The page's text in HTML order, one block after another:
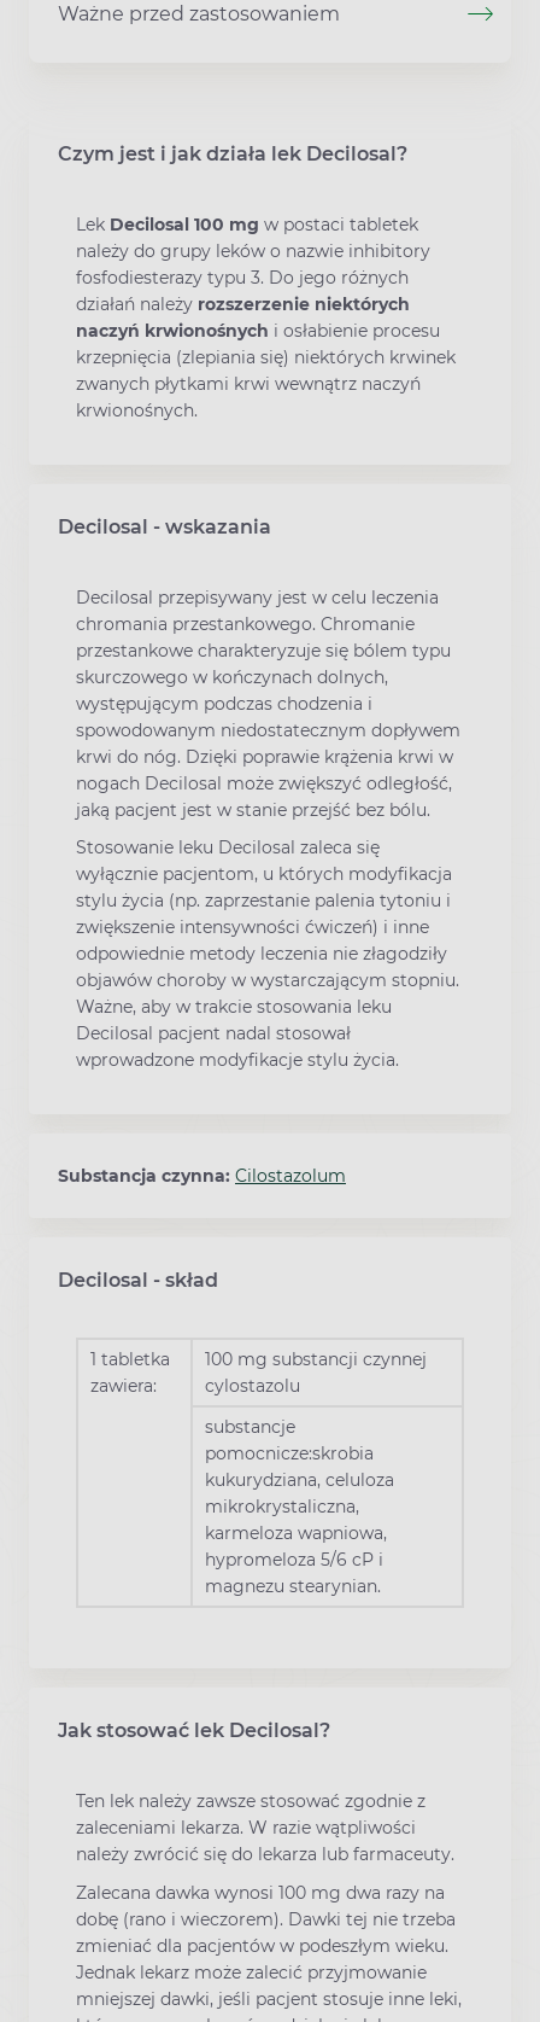
Ważne przed zastosowaniem
Czym jest i jak działa lek Decilosal?
Lek Decilosal 100 mg w postaci tabletek
należy do grupy leków o nazwie inhibitory
fosfodiesterazy typu 3. Do jego różnych
działań należy rozszerzenie niektórych
naczyń krwionośnych i osłabienie procesu
krzepnięcia (zlepiania się) niektórych krwinek
zwanych płytkami krwi wewnątrz naczyń
krwionośnych.
Decilosal - wskazania
Decilosal przepisywany jest w celu leczenia
chromania przestankowego. Chromanie
przestankowe charakteryzuje się bólem typu
skurczowego w kończynach dolnych,
występującym podczas chodzenia i
spowodowanym niedostatecznym dopływem
krwi do nóg. Dzięki poprawie krążenia krwi w
nogach Decilosal może zwiększyć odległość,
jaką pacjent jest w stanie przejść bez bólu.
Stosowanie leku Decilosal zaleca się
wyłącznie pacjentom, u których modyfikacja
stylu życia (np. zaprzestanie palenia tytoniu i
zwiększenie intensywności ćwiczeń) i inne
odpowiednie metody leczenia nie złagodziły
objawów choroby w wystarczającym stopniu.
Ważne, aby w trakcie stosowania leku
Decilosal pacjent nadal stosował
wprowadzone modyfikacje stylu życia.
Substancja czynna: Cilostazolum
Decilosal - skład
1 tabletka
zawiera:
100 mg substancji czynnej
cylostazolu
substancje
pomocnicze:skrobia
kukurydziana, celuloza
mikrokrystaliczna,
karmeloza wapniowa,
hypromeloza 5/6 cP i
magnezu stearynian.
Jak stosować lek Decilosal?
Ten lek należy zawsze stosować zgodnie z
zaleceniami lekarza. W razie wątpliwości
należy zwrócić się do lekarza lub farmaceuty.
Zalecana dawka wynosi 100 mg dwa razy na
dobę (rano i wieczorem). Dawki tej nie trzeba
zmieniać dla pacjentów w podeszłym wieku.
Jednak lekarz może zalecić przyjmowanie
mniejszej dawki, jeśli pacjent stosuje inne leki,